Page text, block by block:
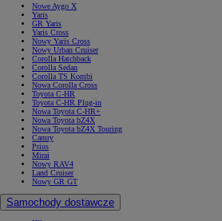
Nowe Aygo X
Yaris
GR Yaris
Yaris Cross
Nowy Yaris Cross
Nowy Urban Cruiser
Corolla Hatchback
Corolla Sedan
Corolla TS Kombi
Nowa Corolla Cross
Toyota C-HR
Toyota C-HR Plug-in
Nowa Toyota C-HR+
Nowa Toyota bZ4X
Nowa Toyota bZ4X Touring
Camry
Prius
Mirai
Nowy RAV4
Land Cruiser
Nowy GR GT
Samochody dostawcze